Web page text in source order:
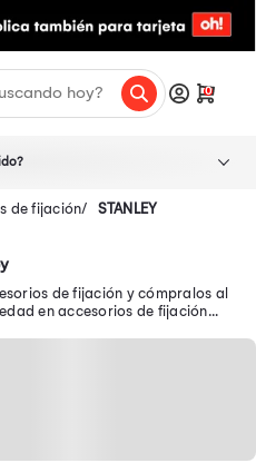
0
de fijación STANLEY
de fijación y cómpralos al
en accesorios de fijación